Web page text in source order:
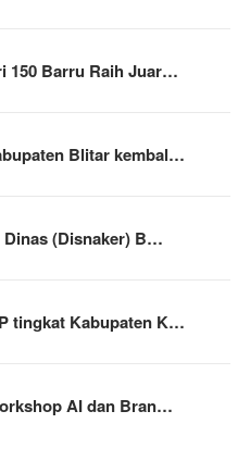
150 Barru Raih Juar…
Blitar kembal…
(Disnaker) B…
tingkat Kabupaten K…
AI dan Bran…